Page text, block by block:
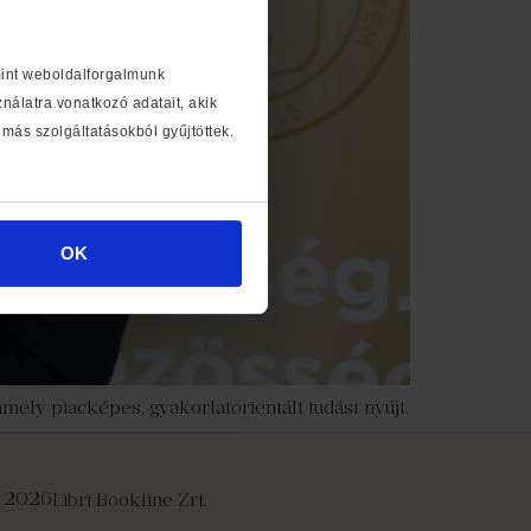
weboldalforgalmunk
vonatkozó adatait, akik
szolgáltatásokból gyűjtöttek.
OK
piacképes, gyakorlatorientált tudást nyújt.
Libri Bookline Zrt.